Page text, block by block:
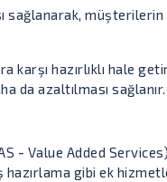
sağlanarak, müşterilerin
karşı hazırlıklı hale
da azaltılması sağlanır.
- Value Added
gibi ek